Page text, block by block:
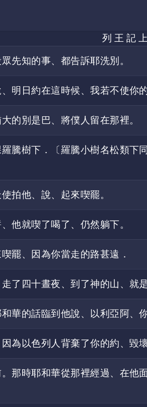
列 王 記
先知的事、都告訴耶洗別。
明日約在這時候、我若不使你
的別是巴、將僕人留在那裡。
騰樹下．〔羅騰小樹名松類
拍他、說、起來喫罷。
他就喫了喝了、仍然躺下。
罷、因為你當走的路甚遠．
了四十晝夜、到了神的山、就是
華的話臨到他說、以利亞阿、
為以色列人背棄了你的約、毀
那時耶和華從那裡經過、在